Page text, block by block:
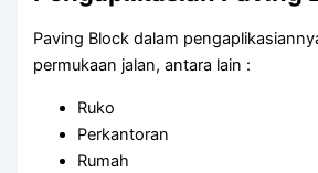
Paving Block dalam
permukaan jalan, antara lain :
Ruko
Perkantoran
Rumah